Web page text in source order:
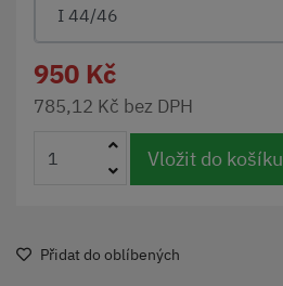
I 44/46
950 Kč
785,12 Kč bez DPH
Vložit do košíku
Přidat do oblíbených